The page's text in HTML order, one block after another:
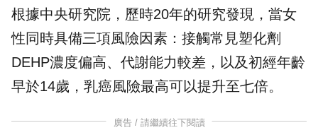
根據中央研究院，歷時20年的研究發現，當女
性同時具備三項風險因素：接觸常見塑化劑
DEHP濃度偏高、代謝能力較差，以及初經年齡
早於14歲，乳癌風險最高可以提升至七倍。
廣告 / 請繼續往下閱讀